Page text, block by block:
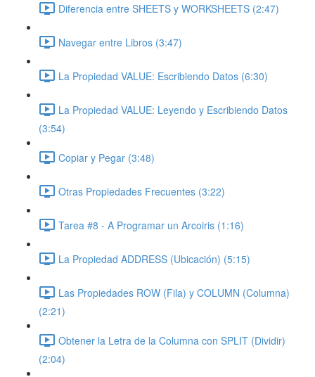
Diferencia entre SHEETS y WORKSHEETS (2:47)
Navegar entre Libros (3:47)
La Propiedad VALUE: Escribiendo Datos (6:30)
La Propiedad VALUE: Leyendo y Escribiendo Datos
(3:54)
Copiar y Pegar (3:48)
Otras Propiedades Frecuentes (3:22)
Tarea #8 - A Programar un Arcoiris (1:16)
La Propiedad ADDRESS (Ubicación) (5:15)
Las Propiedades ROW (Fila) y COLUMN (Columna)
(2:21)
Obtener la Letra de la Columna con SPLIT (Dividir)
(2:04)